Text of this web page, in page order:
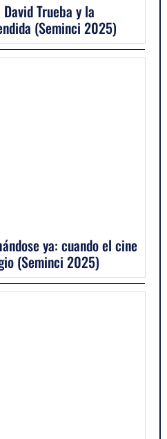
Trueba y la
(Seminci 2025)
ya: cuando el cine
(Seminci 2025)